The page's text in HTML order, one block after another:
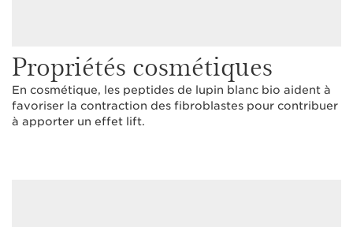
Propriétés cosmétiques
En cosmétique, les peptides de lupin blanc bio aident à
favoriser la contraction des fibroblastes pour contribuer
à apporter un effet lift.